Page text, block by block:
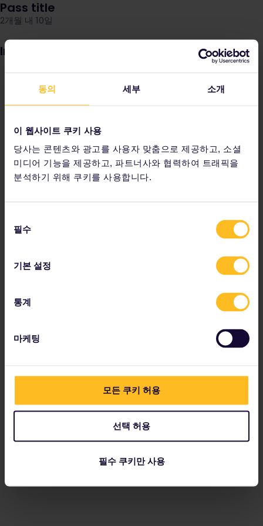
동의 세부 소개
이 웹사이트 쿠키 사용
당사는 콘텐츠와 광고를 사용자 맞춤으로 제공하고, 소셜
미디어 기능을 제공하고, 파트너사와 협력하여 트래픽을
분석하기 위해 쿠키를 사용합니다.
필수
기본 설정
통계
마케팅
모든 쿠키 허용
선택 허용
필수 쿠키만 사용
Pass title
2개월 내 10일
Image